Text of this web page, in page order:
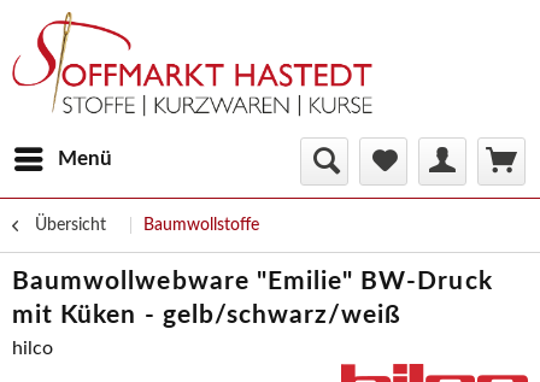
Menü
Übersicht Baumwollstoffe
Baumwollwebware "Emilie" BW-Druck
mit Küken - gelb/schwarz/weiß
hilco